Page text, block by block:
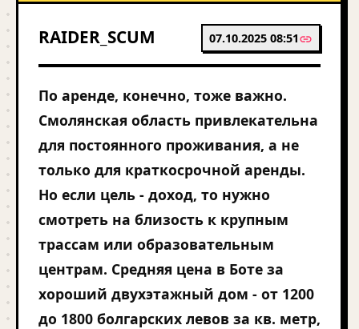
RAIDER_SCUM 07.10.2025 08:51
По аренде, конечно, тоже важно.
Смолянская область привлекательна
для постоянного проживания, а не
только для краткосрочной аренды.
Но если цель - доход, то нужно
смотреть на близость к крупным
трассам или образовательным
центрам. Средняя цена в Боте за
хороший двухэтажный дом - от 1200
до 1800 болгарских левов за кв. метр,